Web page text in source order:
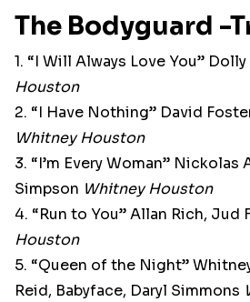
The Bodyguard -
1. “I Will Always Love You”
Houston
2. “I Have Nothing” David
Whitney Houston
3. “I’m Every Woman”
Simpson Whitney Houston
4. “Run to You” Allan Rich, Jud
Houston
5. “Queen of the Night”
Reid, Babyface, Daryl Simmons